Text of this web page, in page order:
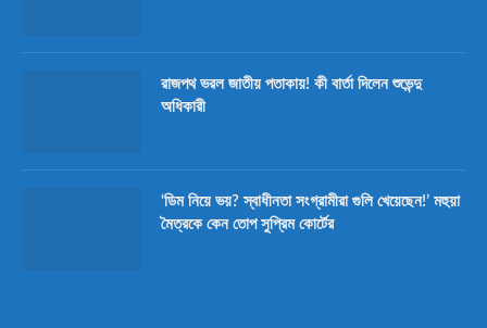
রাজপথ ভরল জাতীয় পতাকায়! কী বার্তা দিলেন শুভেন্দু
অধিকারী
‘ডিম নিয়ে ভয়? স্বাধীনতা সংগ্রামীরা গুলি খেয়েছেন!’ মহুয়া
মৈত্রকে কেন তোপ সুপ্রিম কোর্টের